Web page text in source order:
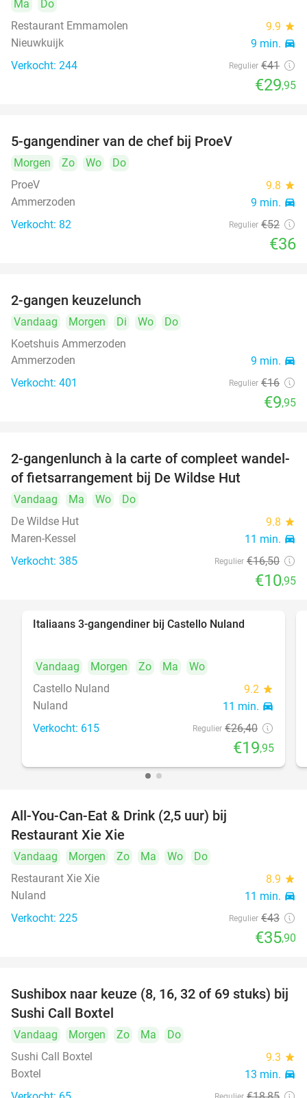
Ma
Do
Restaurant Emmamolen
9.9 star
Nieuwkuijk 9 min. directions_car
Verkocht: 244 Regulier €41
€29,95
5-gangendiner van de chef bij ProeV
Morgen Zo Wo
Do
ProeV
9.8 star
Ammerzoden 9 min. directions_car
Verkocht: 82 Regulier €52
€36
2-gangen keuzelunch
Vandaag Morgen Di Wo
Do
Koetshuis Ammerzoden
Ammerzoden
9 min. directions_car
Verkocht: 401 Regulier €16
€9,95
34%
2-gangenlunch à la carte of compleet wandel-
of fietsarrangement bij De Wildse Hut
Vandaag Ma Wo
Do
De Wildse Hut
9.8 star
Maren-Kessel 11 min. directions_car
Verkocht: 385 Regulier €16,50
€10,95
Italiaans 3-gangendiner bij Castello Nuland
Vandaag Morgen Zo Ma
Wo
Castello Nuland
9.2 star
Nuland 11 min. directions_car
Verkocht: 615 Regulier €26,40
€19,95
All-You-Can-Eat & Drink (2,5 uur) bij
Restaurant Xie Xie
Vandaag Morgen Zo Ma Wo
Do
Restaurant Xie Xie
8.9 star
Nuland 11 min. directions_car
Verkocht: 225 Regulier €43
€35,90
53%
Sushibox naar keuze (8, 16, 32 of 69 stuks) bij
Sushi Call Boxtel
Vandaag Morgen Zo Ma
Do
Sushi Call Boxtel
9.3 star
Boxtel 13 min. directions_car